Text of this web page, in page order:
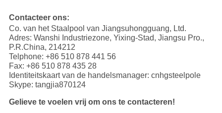
Contacteer ons:
Co. van het Staalpool van Jiangsuhongguang, Ltd.
Adres: Wanshi Industriezone, Yixing-Stad, Jiangsu Pro.,
P.R.China, 214212
Telphone: +86 510 878 441 56
Fax: +86 510 878 435 28
Identiteitskaart van de handelsmanager: cnhgsteelpole
Skype: tangjia870124
Gelieve te voelen vrij om ons te contacteren!